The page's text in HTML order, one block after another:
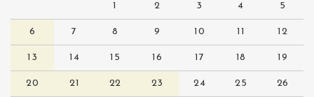
1 2 3 4 5
6 7 8 9 10 11 12
13 14 15 16 17 18 19
20 21 22 23 24 25 26